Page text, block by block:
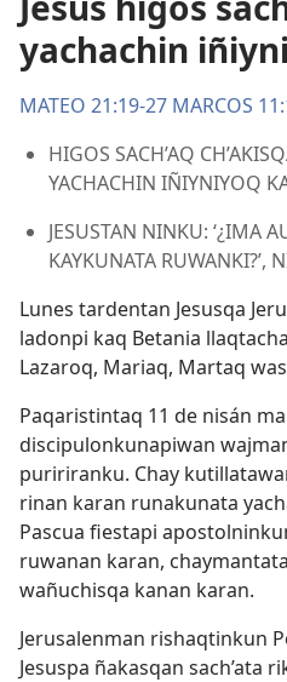
yachachin
MATEO 21:19-27 MARCOS
HIGOS SACH’AQ
YACHACHIN IÑIYNIYOQ
JESUSTAN NINKU: ‘¿IMA
KAYKUNATA RUWANKI?’,
Lunes tardentan Jesusqa
ladonpi kaq Betania
Lazaroq, Mariaq, Martaq
Paqaristintaq 11 de nisán
discipulonkunapiwan
puririranku. Chay
rinan karan runakunata
Pascua fiestapi
ruwanan karan,
wañuchisqa kanan karan.
Jerusalenman rishaqtinkun
Jesuspa ñakasqan sach’ata